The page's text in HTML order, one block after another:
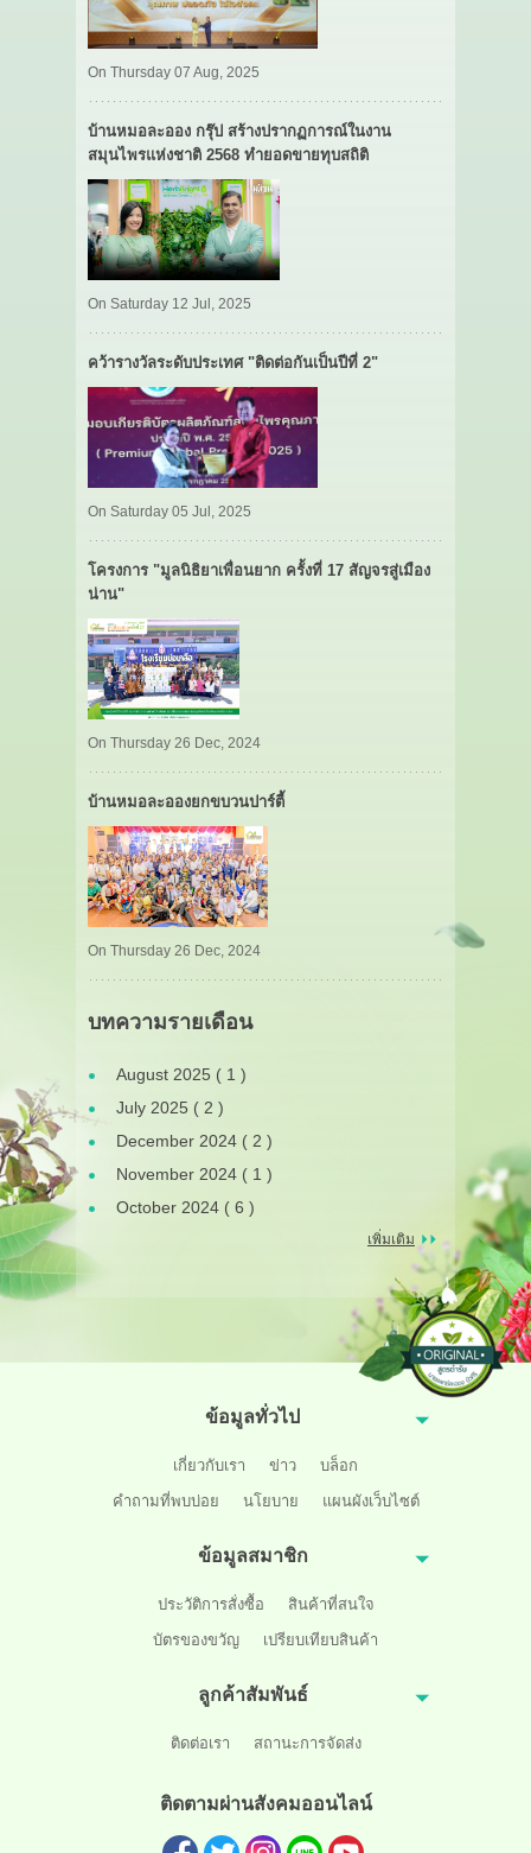
On Thursday 07 Aug, 2025
บ้านหมอละออง กรุ๊ป สร้างปรากฏการณ์ในงาน
สมุนไพรแห่งชาติ 2568 ทำยอดขายทุบสถิติ
On Saturday 12 Jul, 2025
คว้ารางวัลระดับประเทศ "ติดต่อกันเป็นปีที่ 2"
On Saturday 05 Jul, 2025
โครงการ "มูลนิธิยาเพื่อนยาก ครั้งที่ 17 สัญจรสู่เมือง
น่าน"
On Thursday 26 Dec, 2024
บ้านหมอละอองยกขบวนปาร์ตี้
On Thursday 26 Dec, 2024
บทความรายเดือน
August 2025 ( 1 )
July 2025 ( 2 )
December 2024 ( 2 )
November 2024 ( 1 )
October 2024 ( 6 )
เพิ่มเติม
ข้อมูลทั่วไป
เกี่ยวกับเรา ข่าว
บล็อก
คำถามที่พบบ่อย
นโยบาย แผนผังเว็บไซต์
ข้อมูลสมาชิก
ประวัติการสั่งซื้อ
สินค้าที่สนใจ
บัตรของขวัญ
เปรียบเทียบสินค้า
ลูกค้าสัมพันธ์
ติดต่อเรา สถานะการจัดส่ง
ติดตามผ่านสังคมออนไลน์